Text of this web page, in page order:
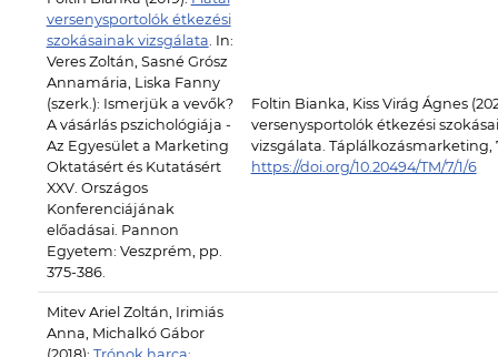
versenysportolók étkezési
szokásainak vizsgálata. In:
Veres Zoltán, Sasné Grósz
Annamária, Liska Fanny
(szerk.): Ismerjük a vevők?
A vásárlás pszichológiája -
Az Egyesület a Marketing
Oktatásért és Kutatásért
XXV. Országos
Konferenciájának
előadásai. Pannon
Egyetem: Veszprém, pp.
375-386.
Foltin Bianka, Kiss Virág Ágnes
versenysportolók étkezési
vizsgálata. Táplálkozásmarketing,
https://doi.org/10.20494/TM/7/1/6
Mitev Ariel Zoltán, Irimiás
Anna, Michalkó Gábor